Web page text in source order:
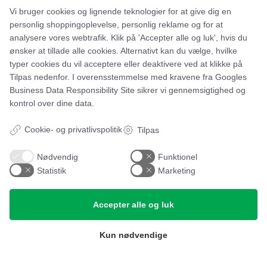
Leje- og købsbetingelser
Cookie- og privatlivspolitik
Typiske spørgsmål
Manualer
Samarbejdspartnere
Referencer
59 43 11 32
vitro@vitroudlejning.dk
Vi bruger cookies og lignende teknologier for at give dig en
personlig shoppingoplevelse, personlig reklame og for at
analysere vores webtrafik. Klik på 'Accepter alle og luk', hvis du
ønsker at tillade alle cookies. Alternativt kan du vælge, hvilke
typer cookies du vil acceptere eller deaktivere ved at klikke på
Tilpas nedenfor. I overensstemmelse med kravene fra Googles
Business Data Responsibility Site sikrer vi gennemsigtighed og
kontrol over dine data.
Cookie- og privatlivspolitik Tilpas
Nødvendig
Funktionel
Statistik
Marketing
Kun nødvendige
Accepter alle og luk